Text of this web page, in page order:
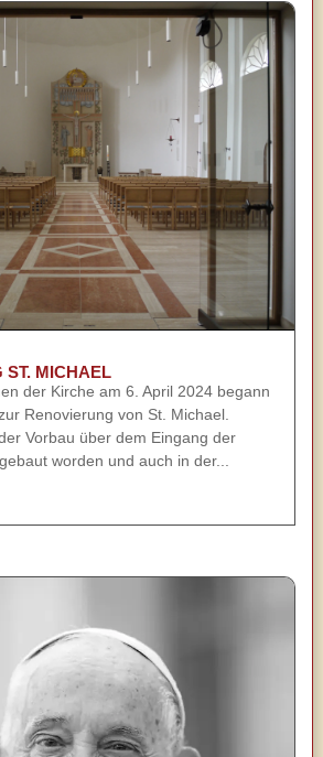
ST. MICHAEL
der Kirche am 6. April 2024 begann
Renovierung von St. Michael.
Vorbau über dem Eingang der
worden und auch in der...